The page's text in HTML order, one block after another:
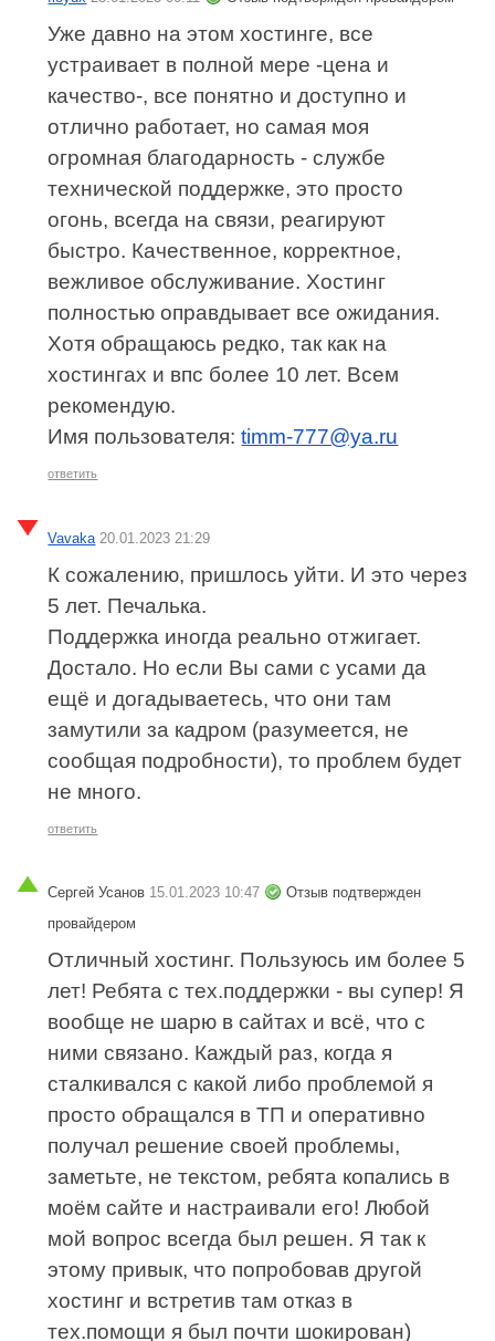
Уже давно на этом хостинге, все
устраивает в полной мере -цена и
качество-, все понятно и доступно и
отлично работает, но самая моя
огромная благодарность - службе
технической поддержке, это просто
огонь, всегда на связи, реагируют
быстро. Качественное, корректное,
вежливое обслуживание. Хостинг
полностью оправдывает все ожидания.
Хотя обращаюсь редко, так как на
хостингах и впс более 10 лет. Всем
рекомендую.
Имя пользователя:timm-777@ya.ru
ответить
Vavaka 20.01.2023 21:29
К сожалению, пришлось уйти. И это через
5 лет. Печалька.
Поддержка иногда реально отжигает.
Достало. Но если Вы сами с усами да
ещё и догадываетесь, что они там
замутили за кадром (разумеется, не
сообщая подробности), то проблем будет
не много.
ответить
Сергей Усанов 15.01.2023 10:47
Отзыв подтвержден
провайдером
Отличный хостинг. Пользуюсь им более 5
лет! Ребята с тех.поддержки - вы супер! Я
вообще не шарю в сайтах и всё, что с
ними связано. Каждый раз, когда я
сталкивался с какой либо проблемой я
просто обращался в ТП и оперативно
получал решение своей проблемы,
заметьте, не текстом, ребята копались в
моём сайте и настраивали его! Любой
мой вопрос всегда был решен. Я так к
этому привык, что попробовав другой
хостинг и встретив там отказ в
тех.помощи я был почти шокирован)